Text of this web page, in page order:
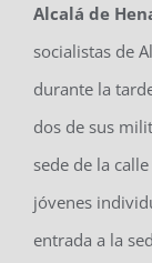
Alcalá de
socialistas de
durante la
dos de sus
sede de la
jóvenes
entrada a la